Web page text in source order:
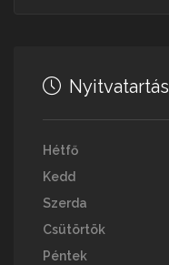
Nyitvatartás
Hétfő
Kedd
Szerda
Csütörtök
Péntek